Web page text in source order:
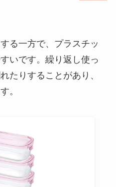
る一方で、プラスチッ
いです。繰り返し使っ
たりすることがあり、
。